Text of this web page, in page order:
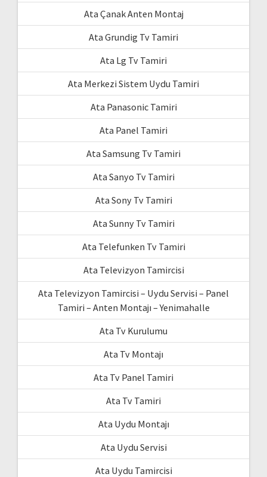
Ata Çanak Anten Montaj
Ata Grundig Tv Tamiri
Ata Lg Tv Tamiri
Ata Merkezi Sistem Uydu Tamiri
Ata Panasonic Tamiri
Ata Panel Tamiri
Ata Samsung Tv Tamiri
Ata Sanyo Tv Tamiri
Ata Sony Tv Tamiri
Ata Sunny Tv Tamiri
Ata Telefunken Tv Tamiri
Ata Televizyon Tamircisi
Ata Televizyon Tamircisi – Uydu Servisi – Panel
Tamiri – Anten Montajı – Yenimahalle
Ata Tv Kurulumu
Ata Tv Montajı
Ata Tv Panel Tamiri
Ata Tv Tamiri
Ata Uydu Montajı
Ata Uydu Servisi
Ata Uydu Tamircisi